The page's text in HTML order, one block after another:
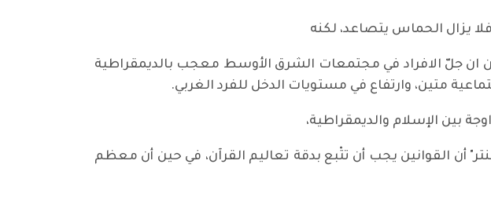
يزال الحماس يتصاعد، لكنه
ان جلّ الافراد في مجتمعات الشرق الأوسط معجب بالديمقراطية
متين، وارتفاع في مستويات الدخل للفرد الغربي.
بين الإسلام والديمقراطية،
أن القوانين يجب أن تتْبع بدقة تعاليم القرآن، في حين أن معظم